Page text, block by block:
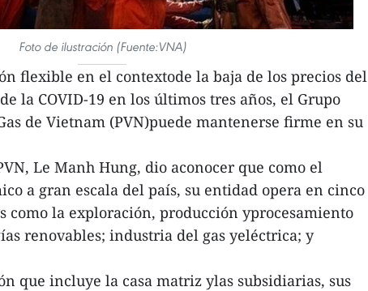
Foto de ilustración (Fuente:VNA)
flexible en el contextode la baja de los precios del
la COVID-19 en los últimos tres años, el Grupo
de Vietnam (PVN)puede mantenerse firme en su
Le Manh Hung, dio aconocer que como el
a gran escala del país, su entidad opera en cinco
como la exploración, producción yprocesamiento
renovables; industria del gas yeléctrica; y
que incluye la casa matriz ylas subsidiarias, sus